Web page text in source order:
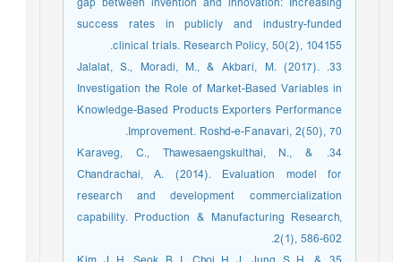
success rates in publicly and industry-funded
clinical trials. Research Policy, 50(2), 104155.
33. Jalalat, S., Moradi, M., & Akbari, M. (2017).
Investigation the Role of Market-Based Variables in
Knowledge-Based Products Exporters Performance
Improvement. Roshd-e-Fanavari, 2(50), 70.‏
34. Karaveg, C., Thawesaengskulthai, N., &
Chandrachai, A. (2014). Evaluation model for
research and development commercialization
capability. Production & Manufacturing Research,
2(1), 586-602.‏